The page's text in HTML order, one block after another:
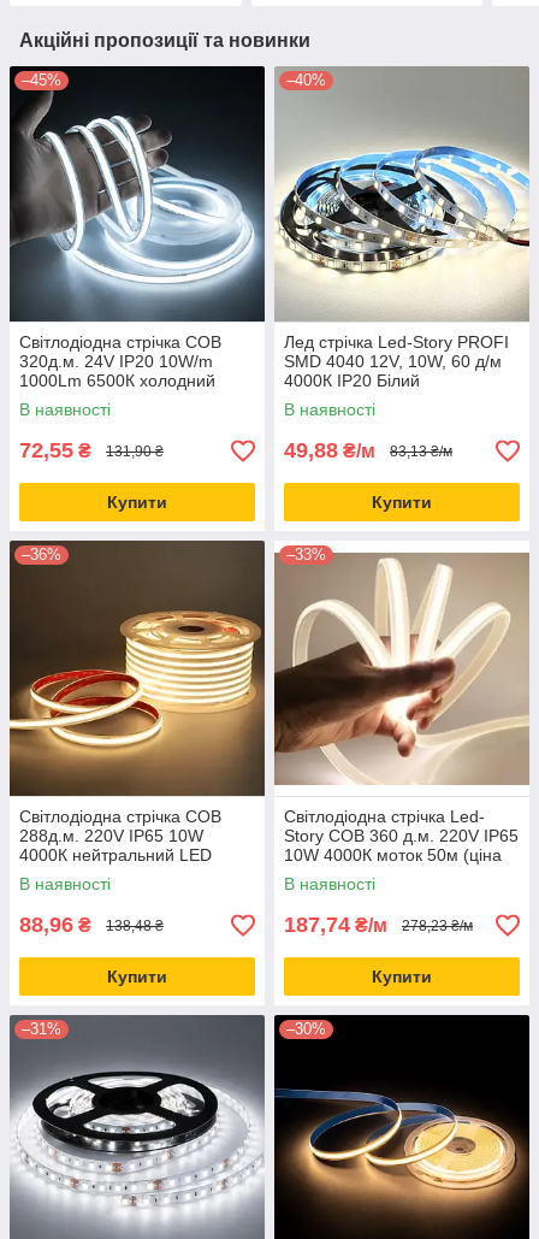
Акційні пропозиції та новинки
–45%
Світлодіодна стрічка COB
320д.м. 24V IP20 10W/m
1000Lm 6500К холодний
білий, бобіна 5м (ціна 1м)
В наявності
72,55 ₴ 131,90 ₴
Купити
–40%
Лед стрічка Led-Story PROFI
SMD 4040 12V, 10W, 60 д/м
4000К IP20 Білий
нейтральний (ціна 1м)
В наявності
49,88 ₴/м 83,13 ₴/м
Купити
–36%
Світлодіодна стрічка COB
288д.м. 220V IP65 10W
4000К нейтральний LED
STORY (ціна 1м)
В наявності
88,96 ₴ 138,48 ₴
Купити
–33%
Світлодіодна стрічка Led-
Story COB 360 д.м. 220V IP65
10W 4000К моток 50м (ціна
1м)
В наявності
187,74 ₴/м 278,23 ₴/м
Купити
–31% –30%